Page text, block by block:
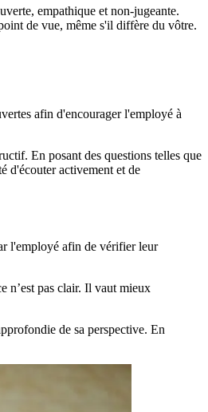
empathique et non-jugeante.
de vue, même s'il diffère du vôtre.
afin d'encourager l'employé à
En posant des questions telles que
d'écouter activement et de
l'employé afin de vérifier leur
n’est pas clair. Il vaut mieux
de sa perspective. En